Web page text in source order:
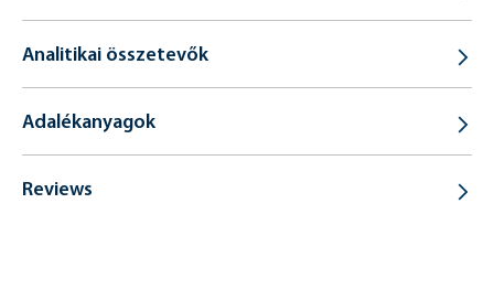
Analitikai összetevők
Adalékanyagok
Reviews